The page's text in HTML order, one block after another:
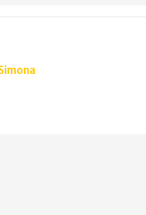
și